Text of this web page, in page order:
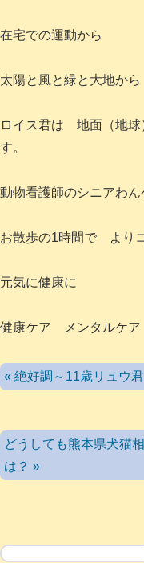
在宅での運動から
太陽と風と緑と大地から
ロイス君は 地面（地球
す。
動物看護師のシニアわん
お散歩の1時間で より
元気に健康に
健康ケア メンタルケア
« 絶好調～11歳リュウ
どうしても熊本県犬猫
は？ »
検索